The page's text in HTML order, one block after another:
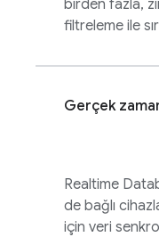
birden fazla,
filtreleme ile
Gerçek
Realtime
de bağlı
için veri